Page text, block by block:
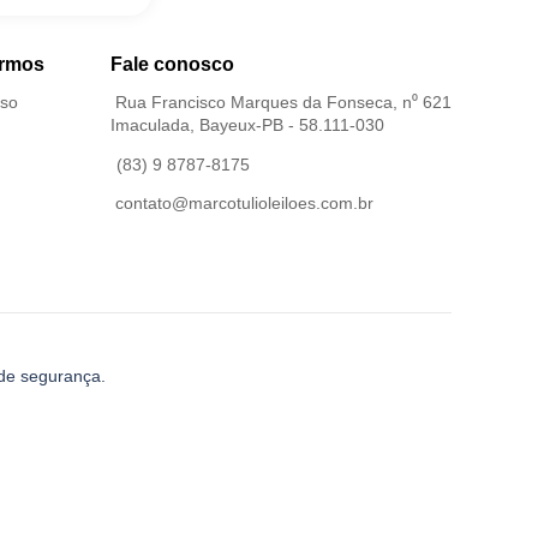
Fale conosco
Rua Francisco Marques da Fonseca, n⁰ 621
Imaculada, Bayeux-PB - 58.111-030
(83) 9 8787-8175
contato@marcotulioleiloes.com.br
segurança.